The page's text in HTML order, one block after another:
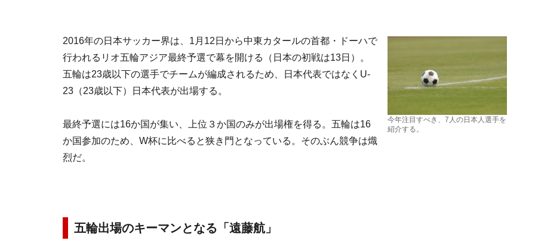
今年注目すべき、7人の日本人選手を
紹介する。
2016年の日本サッカー界は、1月12日から中東カタールの首都・ドーハで
行われるリオ五輪アジア最終予選で幕を開ける（日本の初戦は13日）。
五輪は23歳以下の選手でチームが編成されるため、日本代表ではなくU-
23（23歳以下）日本代表が出場する。
最終予選には16か国が集い、上位３か国のみが出場権を得る。五輪は16
か国参加のため、W杯に比べると狭き門となっている。そのぶん競争は熾
烈だ。
五輪出場のキーマンとなる「遠藤航」